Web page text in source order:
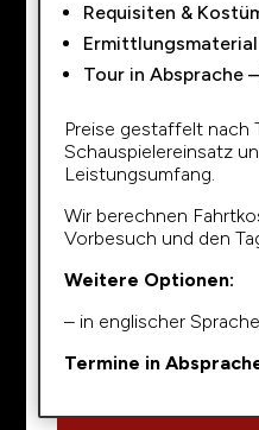
Requisiten &
Tour in Absprache
Preise gestaffelt nach
Schauspielereinsatz
Leistungsumfang.
Wir berechnen
Vorbesuch und den
Weitere Optionen:
– in englischer Sprache
Termine in